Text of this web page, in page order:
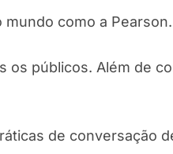
como a Pearson.
os públicos. Além de
de conversação